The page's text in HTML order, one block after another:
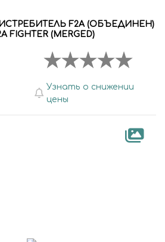
F2A (ОБЪЕДИНЕН)
FIGHTER (MERGED)
Узнать о снижении
цены